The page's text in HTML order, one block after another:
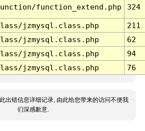
function_extend.php 324
jzmysql.class.php
211
jzmysql.class.php
62
jzmysql.class.php
94
jzmysql.class.php 76
出错信息详细记录, 由此给您带来的访问不便我
们深感歉意.